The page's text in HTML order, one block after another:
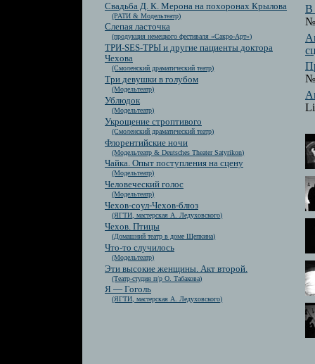
Свадьба Д. К. Мерона на похоронах Крылова
(РАТИ & Модельтеатр)
Слепая ласточка
(продукция немецкого фестиваля «Сакро-Арт»)
ТРИ-SES-ТРЫ и другие пациенты доктора
Чехова
(Смоленский драматический театр)
Три девушки в голубом
(Модельтеатр)
Ублюдок
(Модельтеатр)
Укрощение строптивого
(Смоленский драматический театр)
Флорентийские ночи
(Модельтеатр & Deutsches Theater Satyrikon)
Чайка. Опыт поступления на сцену
(Модельтеатр)
Человеческий голос
(Модельтеатр)
Чехов-соул-Чехов-блюз
(ЯГТИ, мастерская А. Ледуховского)
Чехов. Птицы
(Домашний театр в доме Щепкина)
Что-то случилось
(Модельтеатр)
Эти высокие женщины. Акт второй.
(Театр-студия п/р О. Табакова)
Я — Гоголь
(ЯГТИ, мастерская А. Ледуховского)
В
№
№